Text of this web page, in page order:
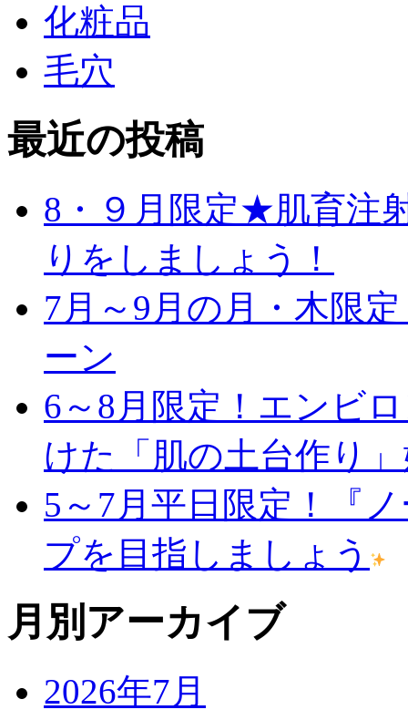
化粧品
毛穴
最近の投稿
8・９月限定★肌育注
りをしましょう！
7月～9月の月・木限
ーン
6～8月限定！エンビ
けた「肌の土台作り
5～7月平日限定！『
プを目指しましょう
月別アーカイブ
2026年7月